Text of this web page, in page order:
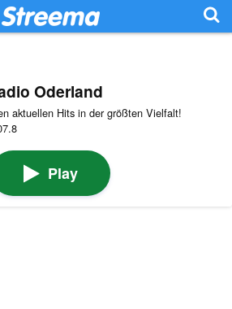
Oderland
aktuellen Hits in der größten Vielfalt!
Play